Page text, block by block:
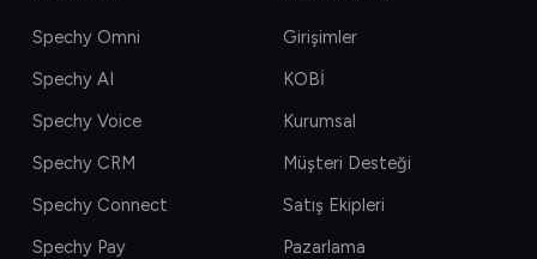
Spechy Omni
Spechy AI
Spechy Voice
Spechy CRM
Spechy Connect
Spechy Pay
Girişimler
KOBİ
Kurumsal
Müşteri Desteği
Satış Ekipleri
Pazarlama